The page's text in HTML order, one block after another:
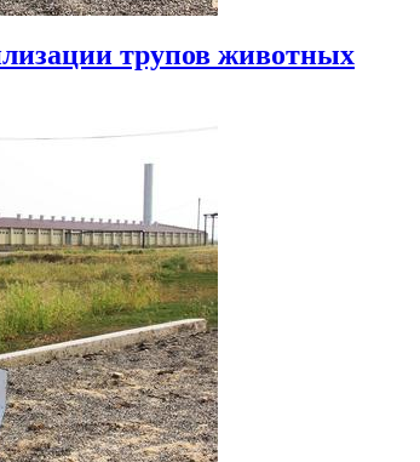
трупов животных